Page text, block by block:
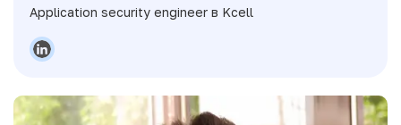
Application security engineer в Kcell